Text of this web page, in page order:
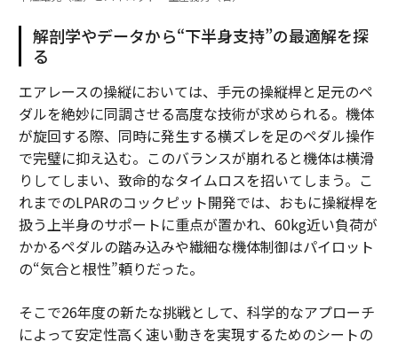
解剖学やデータから“下半身支持”の最適解を探
る
エアレースの操縦においては、手元の操縦桿と足元のペ
ダルを絶妙に同調させる高度な技術が求められる。機体
が旋回する際、同時に発生する横ズレを足のペダル操作
で完璧に抑え込む。このバランスが崩れると機体は横滑
りしてしまい、致命的なタイムロスを招いてしまう。こ
れまでのLPARのコックピット開発では、おもに操縦桿を
扱う上半身のサポートに重点が置かれ、60kg近い負荷が
かかるペダルの踏み込みや繊細な機体制御はパイロット
の“気合と根性”頼りだった。
そこで26年度の新たな挑戦として、科学的なアプローチ
によって安定性高く速い動きを実現するためのシートの